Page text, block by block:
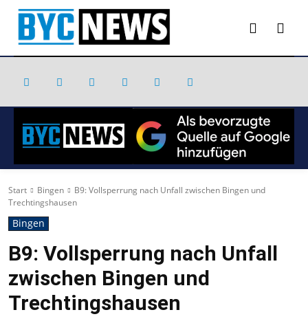
Start Bingen
B9: Vollsperrung nach Unfall zwischen Bingen und
Trechtingshausen
Bingen
B9: Vollsperrung nach Unfall
zwischen Bingen und
Trechtingshausen